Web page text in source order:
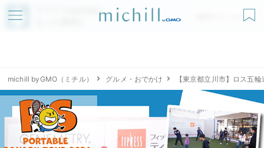
アプリでmichillが
無料ダウンロード
michill byGMO（ミチル） グルメ・おでかけ 【東京都立川市】ロス五